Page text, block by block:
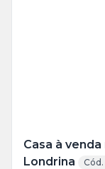
Casa à
Londrina